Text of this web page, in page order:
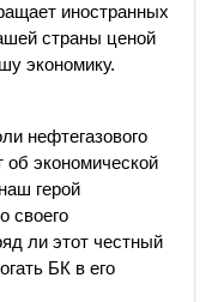
иностранных
страны ценой
экономику.
нефтегазового
об экономической
герой
своего
ли этот честный
БК в его